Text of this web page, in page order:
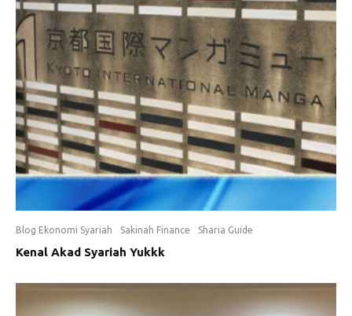
Blog Ekonomi Syariah Sakinah Finance Sharia Guide
Kenal Akad Syariah Yukkk